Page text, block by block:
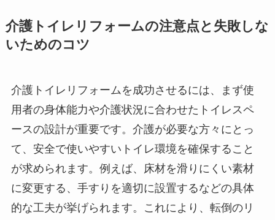
介護トイレリフォームの注意点と失敗しな
いためのコツ
介護トイレリフォームを成功させるには、まず使
用者の身体能力や介護状況に合わせたトイレスペ
ースの設計が重要です。介護が必要な方々にとっ
て、安全で使いやすいトイレ環境を確保すること
が求められます。例えば、床材を滑りにくい素材
に変更する、手すりを適切に設置するなどの具体
的な工夫が挙げられます。これにより、転倒のリ